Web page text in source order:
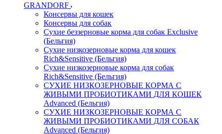
GRANDORF
Консервы для кошек
Консервы для собак
Сухие беззерновые корма для собак Exclusive
(Бельгия)
Сухие низкозерновые корма для кошек
Rich&Sensitive (Бельгия)
Сухие низкозерновые корма для собак
Rich&Sensitive (Бельгия)
СУХИЕ НИЗКОЗЕРНОВЫЕ КОРМА С
ЖИВЫМИ ПРОБИОТИКАМИ ДЛЯ КОШЕК
Advanced (Бельгия)
СУХИЕ НИЗКОЗЕРНОВЫЕ КОРМА С
ЖИВЫМИ ПРОБИОТИКАМИ ДЛЯ СОБАК
Advanced (Бельгия)